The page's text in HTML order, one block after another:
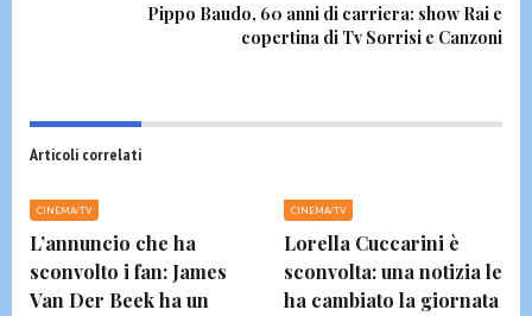
Pippo Baudo, 60 anni di carriera: show Rai e
copertina di Tv Sorrisi e Canzoni
Articoli correlati
CINEMA/TV
L’annuncio che ha
sconvolto i fan: James
Van Der Beek ha un
CINEMA/TV
Lorella Cuccarini è
sconvolta: una notizia le
ha cambiato la giornata